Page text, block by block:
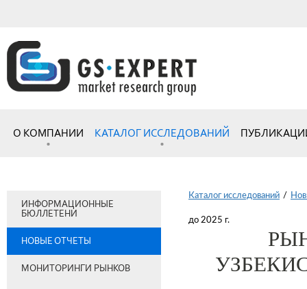
О КОМПАНИИ КАТАЛОГ ИССЛЕДОВАНИЙ
ИНФОРМАЦИОННЫЕ
БЮЛЛЕТЕНИ
НОВЫЕ ОТЧЕТЫ
МОНИТОРИНГИ РЫНКОВ
Каталог исследований /
до 2025 г.